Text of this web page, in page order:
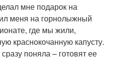
мне подарок на
меня на горнолыжный
где мы жили,
краснокочанную капусту.
поняла – готовят ее